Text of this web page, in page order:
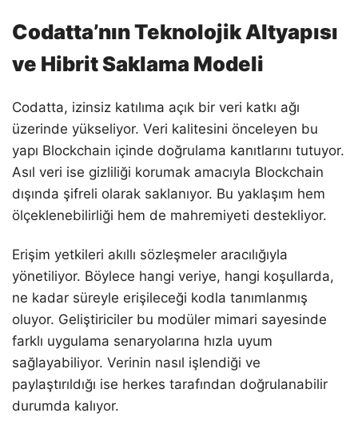
Codatta’nın Teknolojik Altyapısı
ve Hibrit Saklama Modeli
Codatta, izinsiz katılıma açık bir veri katkı ağı
üzerinde yükseliyor. Veri kalitesini önceleyen bu
yapı Blockchain içinde doğrulama kanıtlarını tutuyor.
Asıl veri ise gizliliği korumak amacıyla Blockchain
dışında şifreli olarak saklanıyor. Bu yaklaşım hem
ölçeklenebilirliği hem de mahremiyeti destekliyor.
Erişim yetkileri akıllı sözleşmeler aracılığıyla
yönetiliyor. Böylece hangi veriye, hangi koşullarda,
ne kadar süreyle erişileceği kodla tanımlanmış
oluyor. Geliştiriciler bu modüler mimari sayesinde
farklı uygulama senaryolarına hızla uyum
sağlayabiliyor. Verinin nasıl işlendiği ve
paylaştırıldığı ise herkes tarafından doğrulanabilir
durumda kalıyor.